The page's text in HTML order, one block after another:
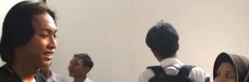
Ikuti Kami di: